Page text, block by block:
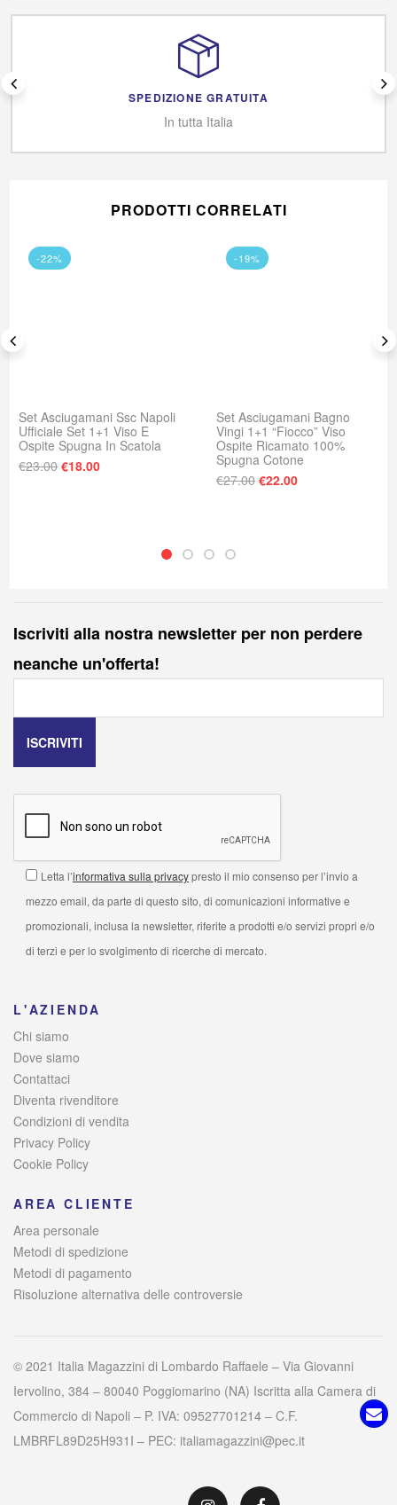
SPEDIZIONE GRATUITA
In tutta Italia
PRODOTTI CORRELATI
€69.99.
-22%
Set Asciugamani Ssc Napoli
Ufficiale Set 1+1 Viso E
Ospite Spugna In Scatola
€23.00 Il prezzo originale era: €23.00.
€18.00Il prezzo attuale è: €18.00.
-19%
Set Asciugamani Bagno
Vingi 1+1 “Fiocco” Viso
Ospite Ricamato 100%
Spugna Cotone
€27.00 Il prezzo originale
€22.00Il prezzo
Iscriviti alla nostra newsletter per non perdere
neanche un'offerta!
Letta l’informativa sulla privacypresto il mio consenso per l’invio a
mezzo email, da parte di questo sito, di comunicazioni informative e
promozionali, inclusa la newsletter, riferite a prodotti e/o servizi propri e/o
di terzi e per lo svolgimento di ricerche di mercato.
L'AZIENDA
Chi siamo
Dove siamo
Contattaci
Diventa rivenditore
Condizioni di vendita
Privacy Policy
Cookie Policy
AREA CLIENTE
Area personale
Metodi di spedizione
Metodi di pagamento
Risoluzione alternativa delle controversie
© 2021 Italia Magazzini di Lombardo Raffaele – Via Giovanni
Iervolino, 384 – 80040 Poggiomarino (NA) Iscritta alla Camera di
Commercio di Napoli – P. IVA: 09527701214 – C.F.
LMBRFL89D25H931I – PEC: italiamagazzini@pec.it